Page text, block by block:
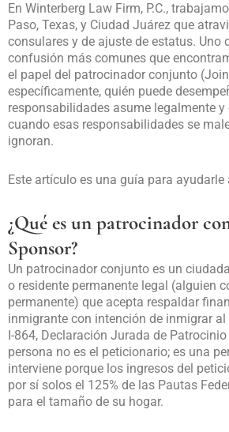
En Winterberg Law Firm, P.C.,
Paso, Texas, y Ciudad Juárez que
consulares y de ajuste de estatus. Uno
confusión más comunes que
el papel del patrocinador conjunto
específicamente, quién puede
responsabilidades asume legalmente y
cuando esas responsabilidades se
ignoran.
Este artículo es una guía para ayudarle
¿Qué es un patrocinador
Sponsor?
Un patrocinador conjunto es un
o residente permanente legal (alguien
permanente) que acepta respaldar
inmigrante con intención de inmigrar
I-864, Declaración Jurada de
persona no es el peticionario; es una
interviene porque los ingresos del
por sí solos el 125% de las Pautas
para el tamaño de su hogar.